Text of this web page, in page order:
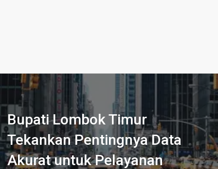
Bupati Lombok Timur
Tekankan Pentingnya Data
Akurat untuk Pelayanan